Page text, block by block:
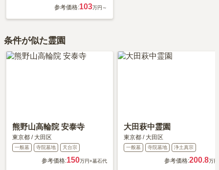
参考価格:103万円～
条件が似た霊園
熊野山高輪院 安泰寺
東京都 / 大田区
一般墓 寺院墓地 天台宗
参考価格:150万円+墓石代
大田萩中霊園
東京都 / 大田区
一般墓 寺院墓地 浄土真宗
参考価格:200.8万円